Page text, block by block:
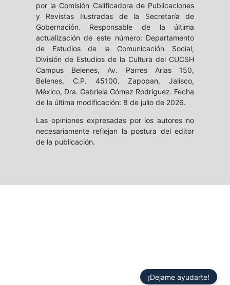
por la Comisión Calificadora de Publicaciones
y Revistas Ilustradas de la Secretaría de
Gobernación. Responsable de la última
actualización de este número: Departamento
de Estudios de la Comunicación Social,
División de Estudios de la Cultura del CUCSH
Campus Belenes, Av. Parres Arias 150,
Belenes, C.P. 45100. Zapopan, Jalisco,
México, Dra. Gabriela Gómez Rodríguez. Fecha
de la última modificación: 8 de julio de 2026.
Las opiniones expresadas por los autores no
necesariamente reflejan la postura del editor
de la publicación.
¡Dejame ayudarte!